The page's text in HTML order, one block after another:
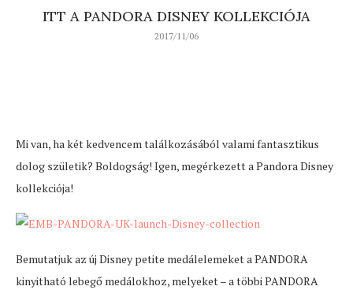
ITT A PANDORA DISNEY KOLLEKCIÓJA
2017/11/06
Mi van, ha két kedvencem találkozásából valami fantasztikus
dolog születik? Boldogság! Igen, megérkezett a Pandora Disney
kollekciója!
Bemutatjuk az új Disney petite medálelemeket a PANDORA
kinyitható lebegő medálokhoz, melyeket – a többi PANDORA